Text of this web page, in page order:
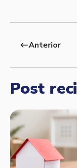
westAnterior
Post